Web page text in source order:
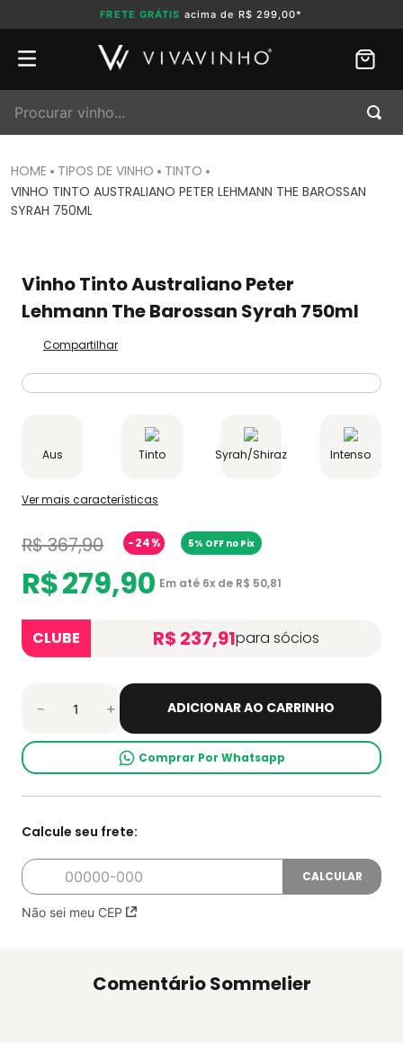
FRETE GRÁTIS acima de R$ 299,00*
TIPOS DE VINHO
TINTO
VINHO TINTO AUSTRALIANO PETER LEHMANN THE BAROSSAN
SYRAH 750ML
Vinho Tinto Australiano Peter
Lehmann The Barossan Syrah 750ml
Compartilhar
Aus Tinto Syrah/Shiraz Intenso
Ver mais características
R$367,90 -24% 5% OFF no Pix
R$279,90 Em até 6x de R$ 50,81
CLUBE R$ 237,91para sócios
＋
－ ADICIONAR AO CARRINHO
Comprar Por Whatsapp
Não sei meu CEP
Comentário Sommelier